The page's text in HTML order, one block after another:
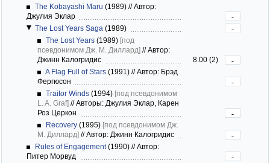
The Kobayashi Maru (1989) //Автор:
Джулия Эклар
-
The Lost Years Saga (1989)
-
The Lost Years (1989) [под
псевдонимом Дж. М. Диллард] //Автор:
Джинн Калогридис
8.00 (2)
-
A Flag Full of Stars (1991) //Автор: Брэд
Фергюсон
-
Traitor Winds (1994) [под псевдонимом
L. A. Graf] //Авторы: Джулия Эклар, Карен
Роз Церкон
-
Recovery (1995) [под псевдонимом Дж.
М. Диллард] //Автор: Джинн Калогридис
-
Rules of Engagement(1990) //Автор:
Питер Морвуд
-